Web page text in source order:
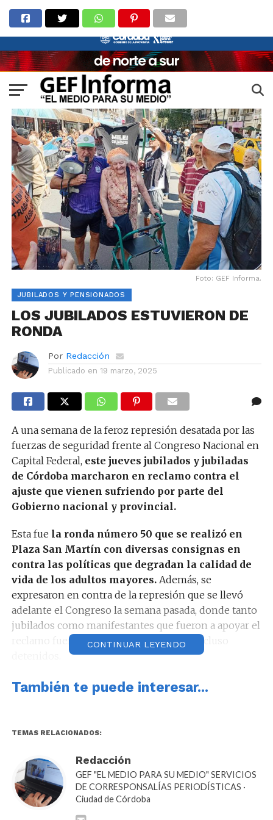
Foto: GEF Informa.
JUBILADOS Y PENSIONADOS
LOS JUBILADOS ESTUVIERON DE
RONDA
Por Redacción
Publicado en 19 marzo, 2025
A una semana de la feroz represión desatada por las
fuerzas de seguridad frente al Congreso Nacional en
Capital Federal, este jueves jubilados y jubiladas
de Córdoba marcharon en reclamo contra el
ajuste que vienen sufriendo por parte del
Gobierno nacional y provincial.
Esta fue la ronda número 50 que se realizó en
Plaza San Martín con diversas consignas en
contra las políticas que degradan la calidad de
vida de los adultos mayores.Además, se
expresaron en contra de la represión que se llevó
adelante el Congreso la semana pasada, donde tanto
jubilados como manifestantes que fueron a apoyar el
reclamo fueron gaseados, golpeados e incluso
En esta ocasión no se vieron hinchas de clubes de
fútbol en la marcha, pero si
protesta y repudiaron también la represión
con la implementación del operativo antipiquete.
CONTINUAR LEYENDO
También te puede interesar...
TEMAS RELACIONADOS:
Redacción
GEF "EL MEDIO PARA SU MEDIO" SERVICIOS
DE CORRESPONSALÍAS PERIODÍSTICAS ·
Ciudad de Córdoba